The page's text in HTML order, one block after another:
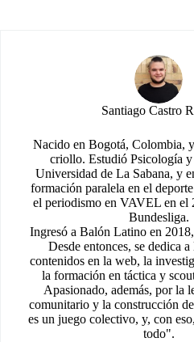
Santiago Castro
Nacido en Bogotá, Colombia,
criollo. Estudió Psicología
Universidad de La Sabana, y
formación paralela en el
el periodismo en VAVEL en el
Bundesliga.
Ingresó a Balón Latino en
Desde entonces, se dedica
contenidos en la web, la
la formación en táctica y
Apasionado, además, por la
comunitario y la construcción
es un juego colectivo, y, con
todo".